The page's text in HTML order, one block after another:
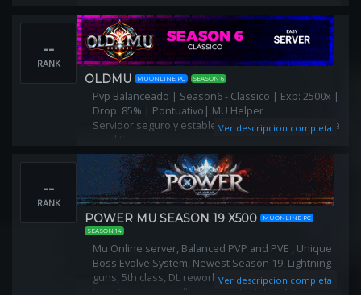
--
RANK
OLDMU MUONLINE PC SEASON 6
Pvp Balanceado | Season6 - Classico | Exp: 2500x |
Drop: 85% | Pontuativo| MU Helper
Servidor seguro y estable - Version Original 🤯 Viaja
en el tiempo 🔥
⭐⭐⭐⭐⭐
Ver descripcion completa
--
RANK
POWER MU SEASON 19 X500
MUONLINE PC
SEASON 14
Mu Online server, Balanced PVP and PVE , Unique
Boss Evolve System, Newest Season 19, Lightning
guns, 5th class, DL rework, Custom invasions, Long
term Server, Friendly community, Active Admins
Ver descripcion completa